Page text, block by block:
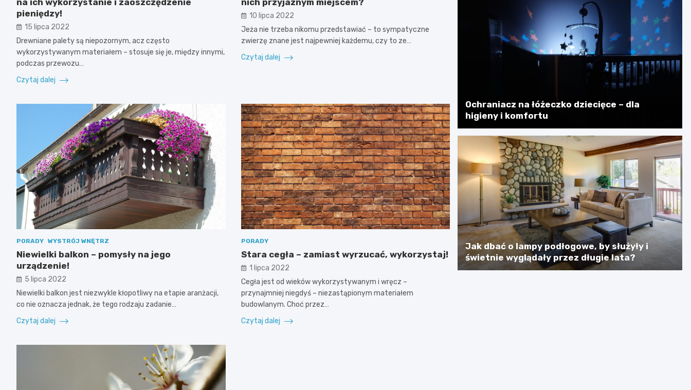
pieniędzy!
15 lipca 2022
Drewniane palety są niepozornym, acz często
wykorzystywanym materiałem – stosuje się je, między innymi,
podczas przewozu…
Czytaj dalej
10 lipca 2022
Jeża nie trzeba nikomu przedstawiać – to sympatyczne
zwierzę znane jest najpewniej każdemu, czy to ze…
Czytaj dalej
PORADY WYSTRÓJ WNĘTRZ
Niewielki balkon – pomysły na jego
urządzenie!
5 lipca 2022
Niewielki balkon jest niezwykle kłopotliwy na etapie aranżacji,
co nie oznacza jednak, że tego rodzaju zadanie…
Czytaj dalej
PORADY
Stara cegła – zamiast wyrzucać, wykorzystaj!
1 lipca 2022
Cegła jest od wieków wykorzystywanym i wręcz –
przynajmniej niegdyś – niezastąpionym materiałem
budowlanym. Choć przez…
Czytaj dalej
Ochraniacz na łóżeczko dziecięce – dla
higieny i komfortu
Jak dbać o lampy podłogowe, by służyły i
świetnie wyglądały przez długie lata?